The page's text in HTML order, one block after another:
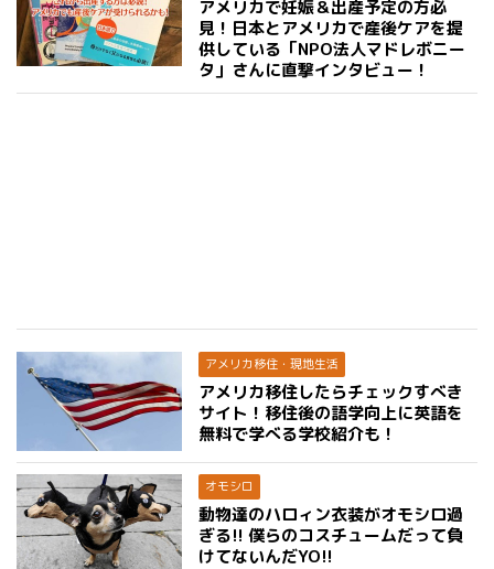
アメリカで妊娠＆出産予定の方必
見！日本とアメリカで産後ケアを提
供している「NPO法人マドレボニー
タ」さんに直撃インタビュー！
アメリカ移住・現地生活
アメリカ移住したらチェックすべき
サイト！移住後の語学向上に英語を
無料で学べる学校紹介も！
オモシロ
動物達のハロィン衣装がオモシロ過
ぎる!! 僕らのコスチュームだって負
けてないんだYO!!